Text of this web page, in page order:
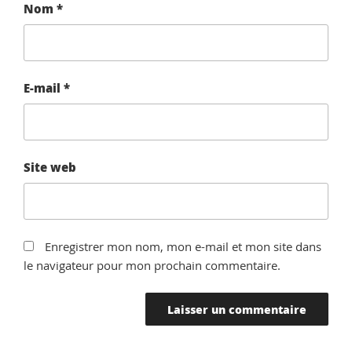
Nom *
E-mail *
Site web
Enregistrer mon nom, mon e-mail et mon site dans
le navigateur pour mon prochain commentaire.